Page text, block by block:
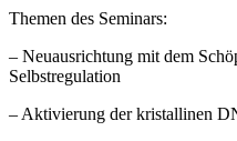
Themen des Seminars:
– Neuausrichtung mit dem
Selbstregulation
– Aktivierung der kristallinen